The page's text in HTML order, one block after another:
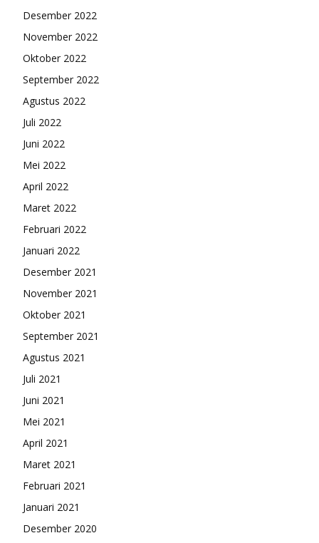
Desember 2022
November 2022
Oktober 2022
September 2022
Agustus 2022
Juli 2022
Juni 2022
Mei 2022
April 2022
Maret 2022
Februari 2022
Januari 2022
Desember 2021
November 2021
Oktober 2021
September 2021
Agustus 2021
Juli 2021
Juni 2021
Mei 2021
April 2021
Maret 2021
Februari 2021
Januari 2021
Desember 2020